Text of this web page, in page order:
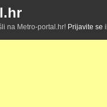
na Metro-portal.hr! Prijavite se